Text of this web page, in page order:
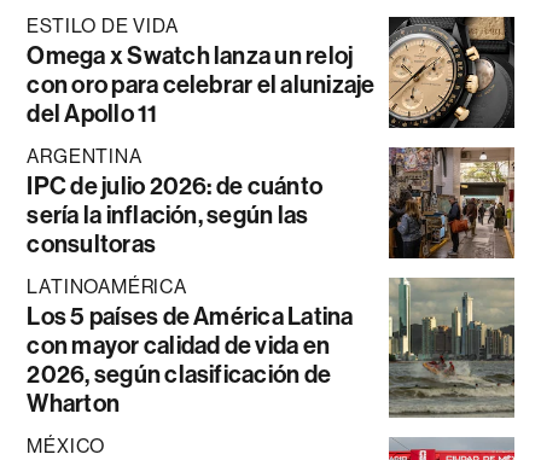
ESTILO DE VIDA
Omega x Swatch lanza un reloj
con oro para celebrar el alunizaje
del Apollo 11
ARGENTINA
IPC de julio 2026: de cuánto
sería la inflación, según las
consultoras
LATINOAMÉRICA
Los 5 países de América Latina
con mayor calidad de vida en
2026, según clasificación de
Wharton
MÉXICO